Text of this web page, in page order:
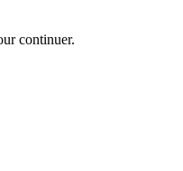
continuer.